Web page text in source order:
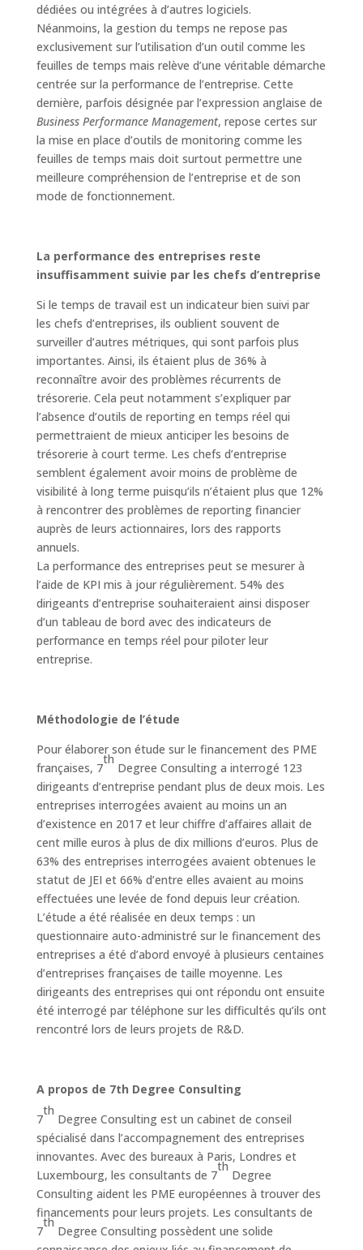
dédiées ou intégrées à d’autres logiciels.
Néanmoins, la gestion du temps ne repose pas
exclusivement sur l’utilisation d’un outil comme les
feuilles de temps mais relève d’une véritable démarche
centrée sur la performance de l’entreprise. Cette
dernière, parfois désignée par l’expression anglaise de
Business Performance Management, repose certes sur
la mise en place d’outils de monitoring comme les
feuilles de temps mais doit surtout permettre une
meilleure compréhension de l’entreprise et de son
mode de fonctionnement.
La performance des entreprises reste
insuffisamment suivie par les chefs d’entreprise
Si le temps de travail est un indicateur bien suivi par
les chefs d’entreprises, ils oublient souvent de
surveiller d’autres métriques, qui sont parfois plus
importantes. Ainsi, ils étaient plus de 36% à
reconnaître avoir des problèmes récurrents de
trésorerie. Cela peut notamment s’expliquer par
l’absence d’outils de reporting en temps réel qui
permettraient de mieux anticiper les besoins de
trésorerie à court terme. Les chefs d’entreprise
semblent également avoir moins de problème de
visibilité à long terme puisqu’ils n’étaient plus que 12%
à rencontrer des problèmes de reporting financier
auprès de leurs actionnaires, lors des rapports
annuels.
La performance des entreprises peut se mesurer à
l’aide de KPI mis à jour régulièrement. 54% des
dirigeants d’entreprise souhaiteraient ainsi disposer
d’un tableau de bord avec des indicateurs de
performance en temps réel pour piloter leur
entreprise.
Méthodologie de l’étude
Pour élaborer son étude sur le financement des PME
françaises, 7
th
Degree Consulting a interrogé 123
dirigeants d’entreprise pendant plus de deux mois. Les
entreprises interrogées avaient au moins un an
d’existence en 2017 et leur chiffre d’affaires allait de
cent mille euros à plus de dix millions d’euros. Plus de
63% des entreprises interrogées avaient obtenues le
statut de JEI et 66% d’entre elles avaient au moins
effectuées une levée de fond depuis leur création.
L’étude a été réalisée en deux temps : un
questionnaire auto-administré sur le financement des
entreprises a été d’abord envoyé à plusieurs centaines
d’entreprises françaises de taille moyenne. Les
dirigeants des entreprises qui ont répondu ont ensuite
été interrogé par téléphone sur les difficultés qu’ils ont
rencontré lors de leurs projets de R&D.
A propos de 7th Degree Consulting
7
th
Degree Consulting est un cabinet de conseil
spécialisé dans l’accompagnement des entreprises
innovantes. Avec des bureaux à Paris, Londres et
Luxembourg, les consultants de 7
th
Degree
Consulting aident les PME européennes à trouver des
financements pour leurs projets. Les consultants de
7
th
Degree Consulting possèdent une solide